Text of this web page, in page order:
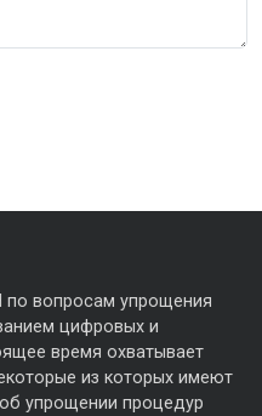
по вопросам упрощения
цифровых и
время охватывает
из которых имеют
упрощении процедур